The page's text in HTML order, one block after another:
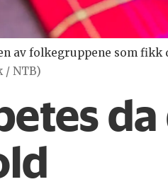
av folkegruppene som fikk
/ NTB)
da